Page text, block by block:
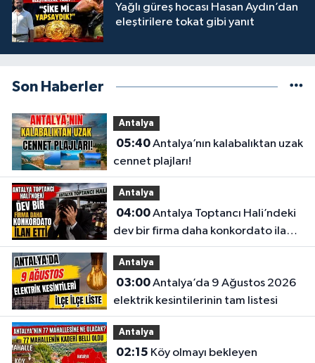
Yağlı güreş hocası Hasan Aydın’dan
eleştirilere tokat gibi yanıt
Son Haberler
Antalya
05:40Antalya’nın kalabalıktan uzak
cennet plajları!
Antalya
04:00Antalya Toptancı Hali’ndeki
dev bir firma daha konkordato ilan
etti
Antalya
03:00Antalya’da 9 Ağustos 2026
elektrik kesintilerinin tam listesi
Antalya
02:15